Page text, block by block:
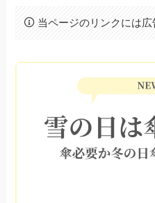
当ページのリンクには広